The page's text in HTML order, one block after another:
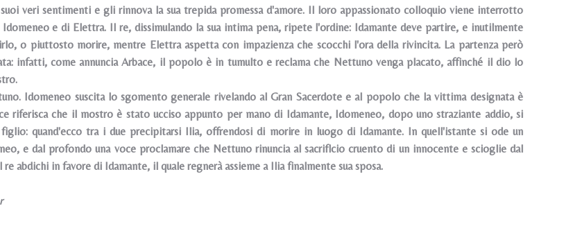
veri sentimenti e gli rinnova la sua trepida promessa d'amore. Il loro appassionato colloquio viene interrotto
e di Elettra. Il re, dissimulando la sua intima pena, ripete l'ordine: Idamante deve partire, e inutilmente
o piuttosto morire, mentre Elettra aspetta con impazienza che scocchi l'ora della rivincita. La partenza però
infatti, come annuncia Arbace, il popolo è in tumulto e reclama che Nettuno venga placato, affinché il dio lo
Idomeneo suscita lo sgomento generale rivelando al Gran Sacerdote e al popolo che la vittima designata è
riferisca che il mostro è stato ucciso appunto per mano di Idamante, Idomeneo, dopo uno straziante addio, si
quand'ecco tra i due precipitarsi Ilia, offrendosi di morire in luogo di Idamante. In quell'istante si ode un
e dal profondo una voce proclamare che Nettuno rinuncia al sacriflcio cruento di un innocente e scioglie dal
abdichi in favore di Idamante, il quale regnerà assieme a Ilia finalmente sua sposa.